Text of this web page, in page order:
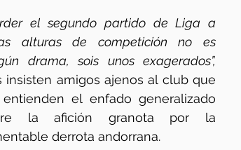
el segundo partido de Liga a
alturas de competición no es
drama, sois unos exagerados”,
insisten amigos ajenos al club que
el enfado generalizado
la afición granota por la
derrota andorrana.